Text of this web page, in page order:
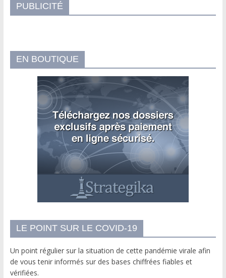
PUBLICITÉ
EN BOUTIQUE
LE POINT SUR LE COVID-19
Un point régulier sur la situation de cette pandémie virale afin
de vous tenir informés sur des bases chiffrées fiables et
vérifiées.